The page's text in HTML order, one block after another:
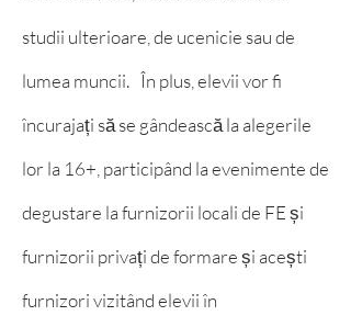
studii ulterioare, de ucenicie sau de
lumea muncii. În plus, elevii vor fi
încurajați să se gândească la alegerile
lor la 16+, participând la evenimente de
degustare la furnizorii locali de FE și
furnizorii privați de formare și acești
furnizori vizitând elevii în